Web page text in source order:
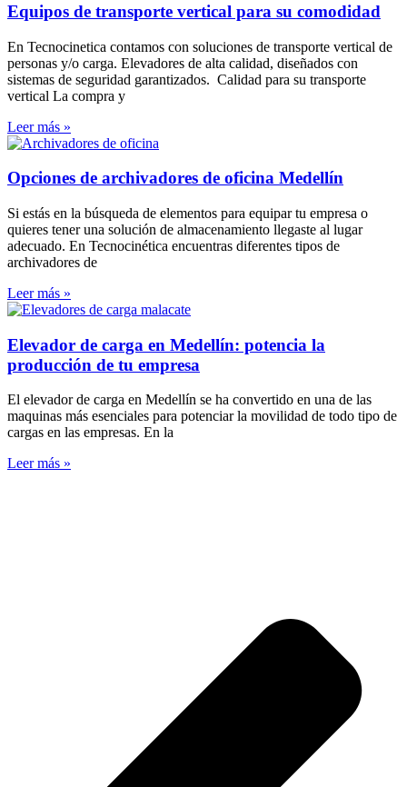
Equipos de transporte vertical para su comodidad
En Tecnocinetica contamos con soluciones de transporte vertical de
personas y/o carga. Elevadores de alta calidad, diseñados con
sistemas de seguridad garantizados. Calidad para su transporte
vertical La compra y
Leer más »
Opciones de archivadores de oficina Medellín
Si estás en la búsqueda de elementos para equipar tu empresa o
quieres tener una solución de almacenamiento llegaste al lugar
adecuado. En Tecnocinética encuentras diferentes tipos de
archivadores de
Leer más »
Elevador de carga en Medellín: potencia la
producción de tu empresa
El elevador de carga en Medellín se ha convertido en una de las
maquinas más esenciales para potenciar la movilidad de todo tipo de
cargas en las empresas. En la
Leer más »